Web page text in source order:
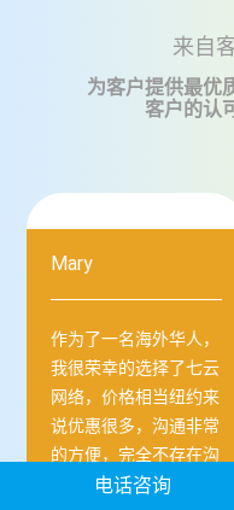
来自
为客户提供最优
客户的认
Mary
作为了一名海外华人，
我很荣幸的选择了七云
网络，价格相当纽约来
说优惠很多，沟通非常
的方便，完全不存在沟
通时差的问题。网站的
电话咨询